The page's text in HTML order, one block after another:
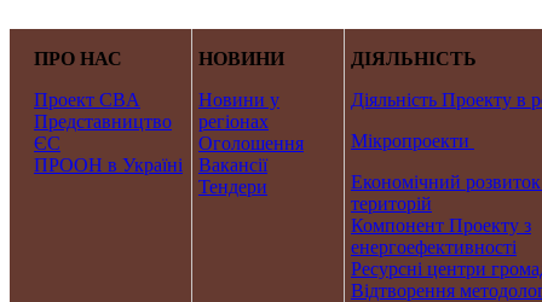
ПРО НАС
Проект CBA
Представництво
ЄС
ПРООН в Україні
НОВИНИ
Новини у
регіонах
Оголошення
Вакансії
Тендери
ДІЯЛЬНІСТЬ
Діяльність Проекту в
Мікропроекти
Економічний розвиток
територій
Компонент Проекту з
енергоефективності
Ресурсні центри
Відтворення